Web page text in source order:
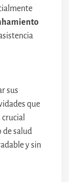
sus
que
de salud
y sin